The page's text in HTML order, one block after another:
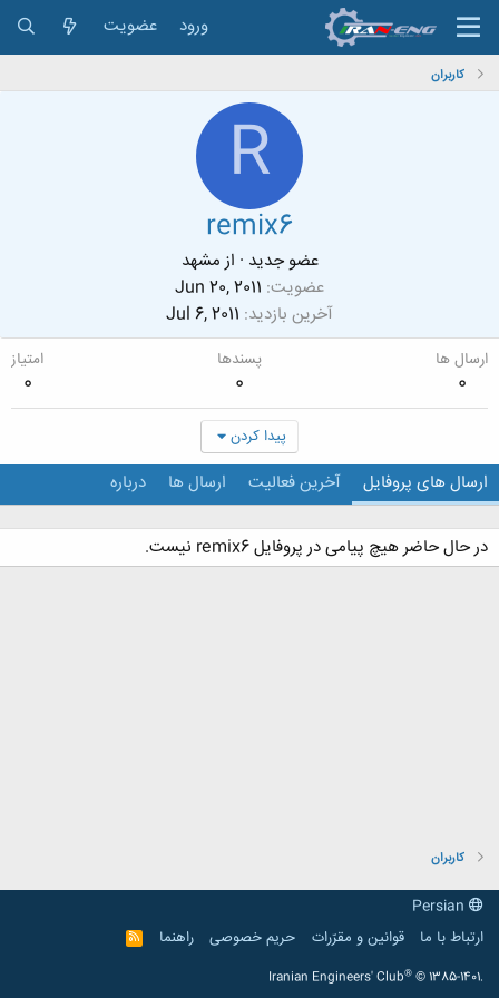
ورود عضویت
کاربران
R
remix6
عضو جدید · ازمشهد
عضویت Jun 20, 2011
آخرین بازدید Jul 6, 2011
ارسال ها
0
پسندها
0
امتیاز
0
پیدا کردن
ارسال های پروفایل آخرین فعالیت ارسال ها درباره
در حال حاضر هیچ پیامی در پروفایل remix6 نیست.
کاربران
ارتباط با ما
قوانین و مقرّرات حریم خصوصی راهنما
R
S
Iranian Engineers' Club® © 1385-1401.